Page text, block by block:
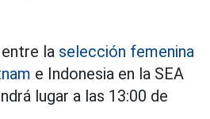
la selección femenina
e Indonesia en la SEA
lugar a las 13:00 de